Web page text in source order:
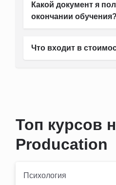
Какой документ я
окончании обучения?
Что входит в
Топ курсов
Producation
Психология